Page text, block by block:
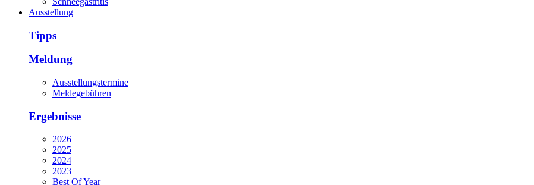
Ausstellung
Tipps
Meldung
Ausstellungstermine
Meldegebühren
Ergebnisse
2026
2025
2024
2023
Best Of Year